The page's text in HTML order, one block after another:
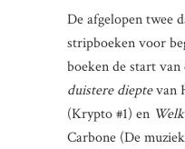
De afgelopen twee
stripboeken voor
boeken de start van
duistere dieptevan
(Krypto #1) en
Carbone (De